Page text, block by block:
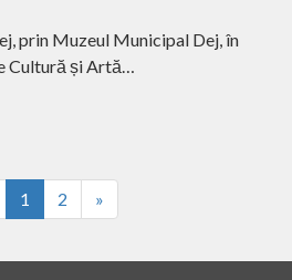
prin Muzeul Municipal Dej, în
Cultură și Artă…
1 2 »